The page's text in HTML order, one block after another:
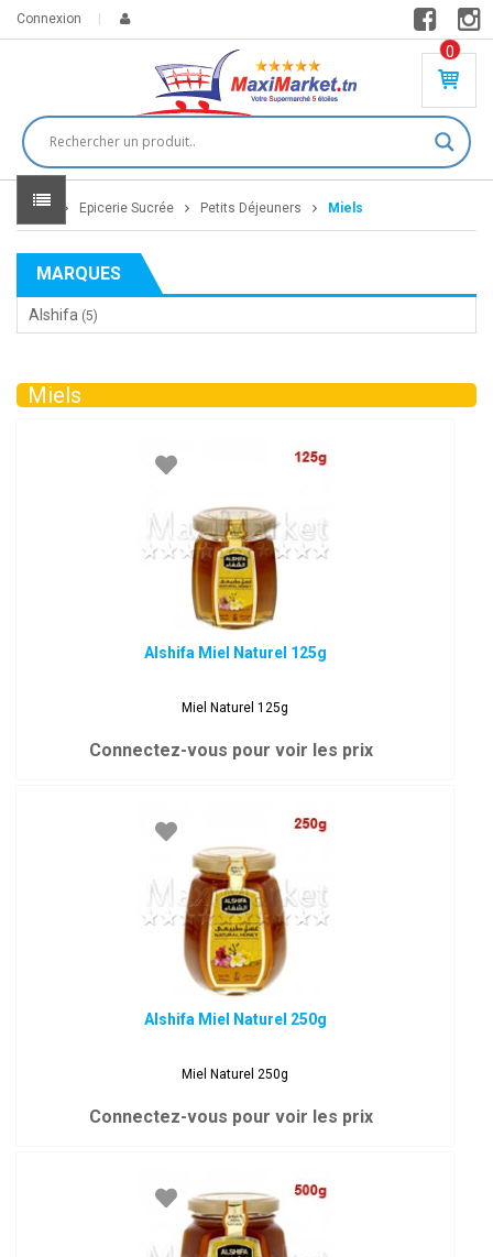
Connexion
0
PR
DU
IT(
S)
DT
Home Epicerie Sucrée Petits Déjeuners Miels
MARQUES
Alshifa (5)
Miels
Alshifa Miel Naturel 125g
Miel Naturel 125g
Connectez-vous pour voir les prix
Alshifa Miel Naturel 250g
Miel Naturel 250g
Connectez-vous pour voir les prix